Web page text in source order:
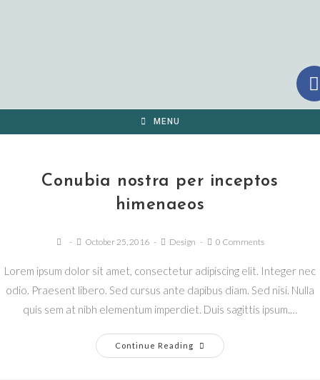
MENU
Conubia nostra per inceptos
himenaeos
October 25, 2016 Design 0 Comments
Lorem ipsum dolor sit amet, consectetur adipiscing elit. Integer nec
odio. Praesent libero. Sed cursus ante dapibus diam. Sed nisi. Nulla
quis sem at nibh elementum imperdiet. Duis sagittis ipsum.…
Continue Reading